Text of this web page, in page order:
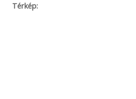
Térkép: